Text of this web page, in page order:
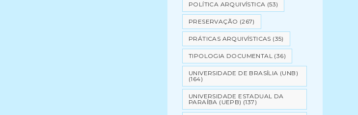
POLÍTICA ARQUIVÍSTICA (53)
PRESERVAÇÃO (267)
PRÁTICAS ARQUIVÍSTICAS (35)
TIPOLOGIA DOCUMENTAL (36)
UNIVERSIDADE DE BRASÍLIA (UNB)
(164)
UNIVERSIDADE ESTADUAL DA
PARAÍBA (UEPB) (137)